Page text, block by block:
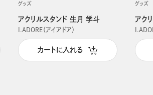
グッズ
アクリルスタンド 生月 学斗
I.ADORE（アイアドア）
カートに入れる
グッズ
アク